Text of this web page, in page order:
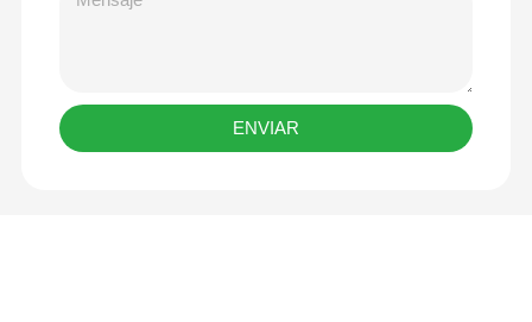
ENVIAR